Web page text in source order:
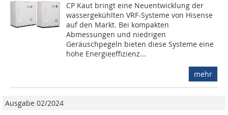
CP Kaut bringt eine Neuentwicklung der
wassergekühlten VRF-Systeme von Hisense
auf den Markt. Bei kompakten
Abmessungen und niedrigen
Geräuschpegeln bieten diese Systeme eine
hohe Energieeffizienz...
mehr
Ausgabe 02/2024